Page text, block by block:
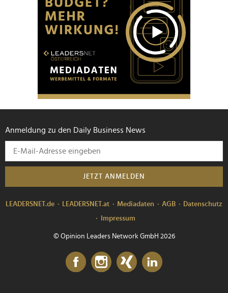
Anmeldung zu den Daily Business News
JETZT ANMELDEN
LEADERSNET.de LEADERSNET.at Mediadaten AGB
Datenschutz
Impressum
© Opinion Leaders Network GmbH 2026